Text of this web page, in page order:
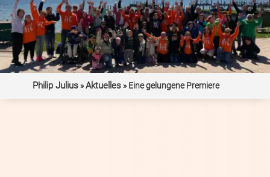
Philip Julius»Aktuelles»Eine gelungene Premiere